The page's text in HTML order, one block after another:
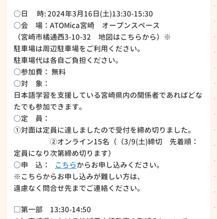
○日 時: 2024年3月16日(土)13:30-15:30
○会 場：ATOMica宮崎 オープンスペース
（宮崎市橘通西3-10-32 地図はこちらから）※
駐車場は周辺駐車場をご利用ください。
駐車場代は各自ご負担ください。
○参加費： 無料
○対 象：
日本語学習を支援している宮崎県内の関係者であればどな
たでも参加できます。
○定 員：
①対面は定員に達しましたので受付を締め切りました。
②オンライン15名（（3/9(土)締切 先着順：
定員になり次第締め切ります）
○申 込：
こちらからお申し込みください。
※こちらからお申し込みが難しい方は、
遠慮なく問合せ先までご連絡ください。
□第一部 13:30-14:50